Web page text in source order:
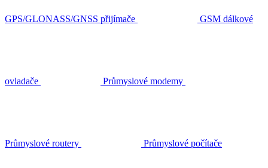
GPS/GLONASS/GNSS přijímače GSM dálkové
ovladače Průmyslové modemy
Průmyslové routery Průmyslové počítače